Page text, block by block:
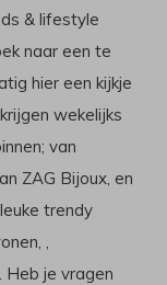
& lifestyle
naar een te
hier een kijkje
wekelijks
van
ZAG Bijoux, en
trendy
,
Heb je vragen